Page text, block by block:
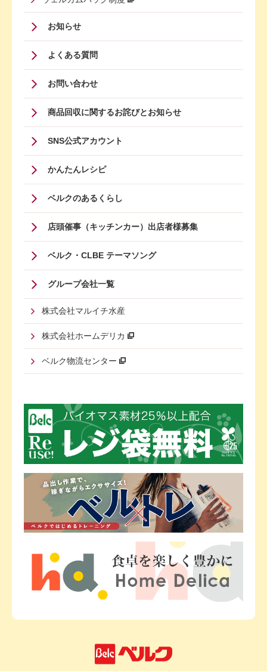
Footer
Menu
Four
お知らせ
よくある質問
お問い合わせ
商品回収に関するお詫びとお知らせ
SNS公式アカウント
かんたんレシピ
ベルクのあるくらし
店頭催事（キッチンカー）出店者様募集
ベルク・CLBE テーマソング
グループ会社一覧
株式会社マルイチ水産
株式会社ホームデリカ
ベルク物流センター